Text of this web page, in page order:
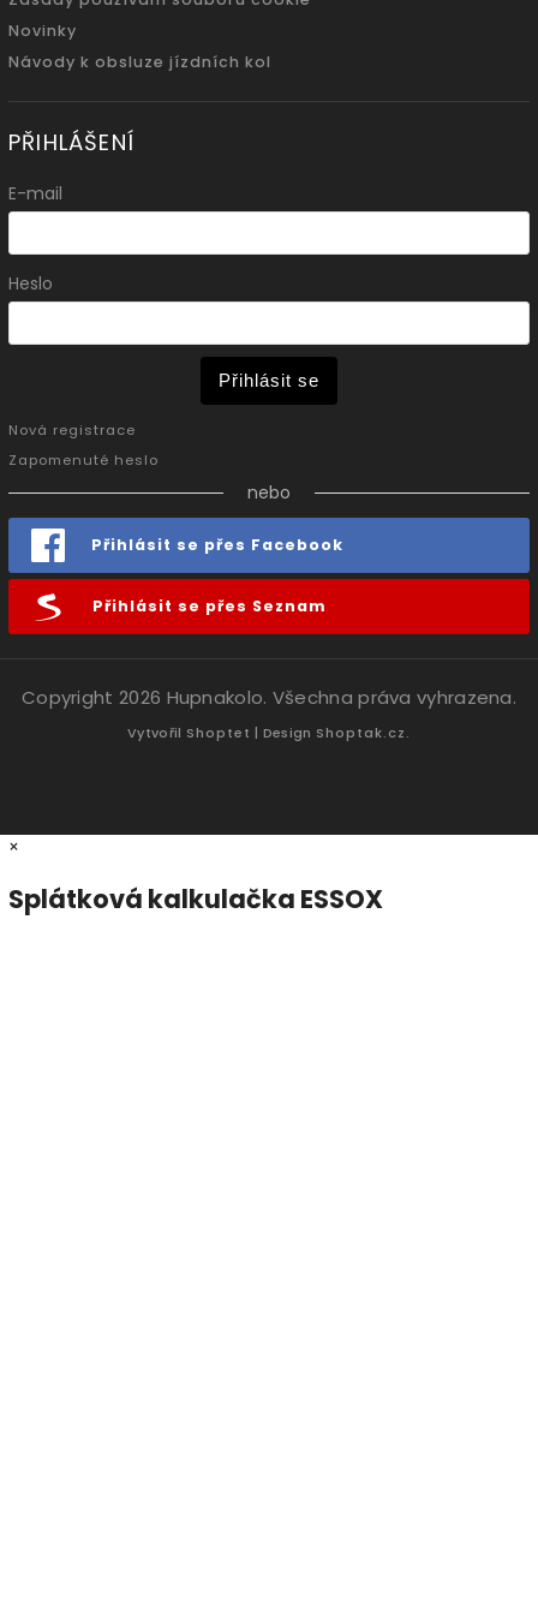
Novinky
Návody k obsluze jízdních kol
PŘIHLÁŠENÍ
E-mail
Heslo
Přihlásit se
Nová registrace
Zapomenuté heslo
nebo
Přihlásit se přes Facebook
Přihlásit se přes Seznam
Copyright 2026 Hupnakolo. Všechna práva vyhrazena.
Vytvořil Shoptet | Design Shoptak.cz.
×
Splátková kalkulačka ESSOX